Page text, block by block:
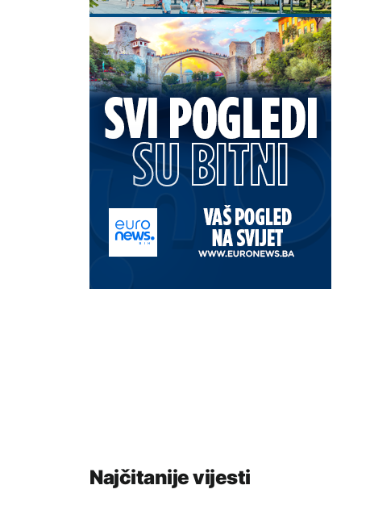
Najčitanije vijesti